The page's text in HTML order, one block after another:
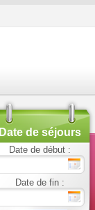
Date de séjours
Date de début :
Date de fin :